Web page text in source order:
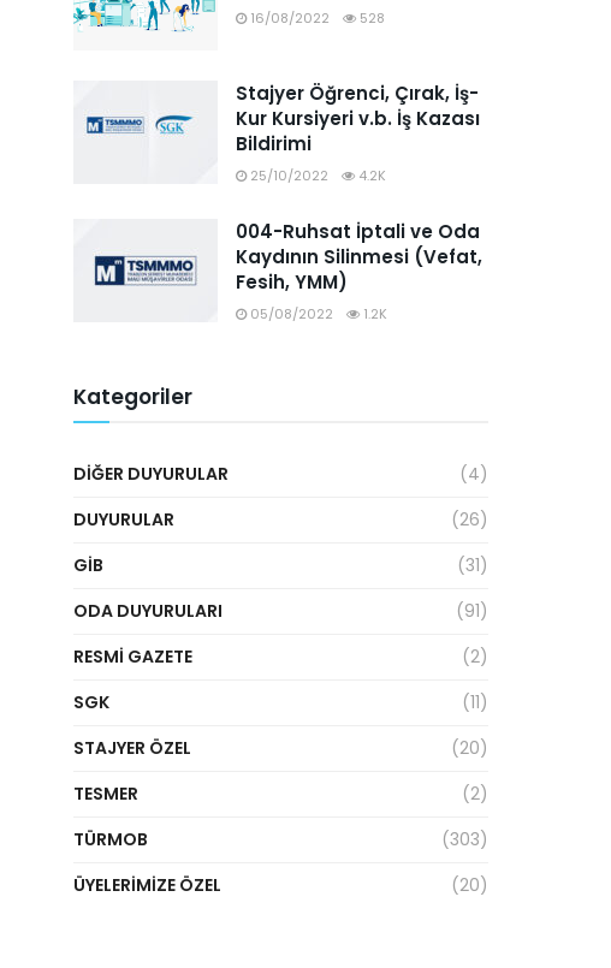
16/08/2022 528
Stajyer Öğrenci, Çırak, İş-
Kur Kursiyeri v.b. İş Kazası
Bildirimi
25/10/2022 4.2K
004-Ruhsat İptali ve Oda
Kaydının Silinmesi (Vefat,
Fesih, YMM)
05/08/2022 1.2K
Kategoriler
DIĞER DUYURULAR
(4)
DUYURULAR
(26)
GİB
(31)
ODA DUYURULARI
(91)
RESMI GAZETE
(2)
SGK
(11)
STAJYER ÖZEL
(20)
TESMER
(2)
TÜRMOB
(303)
ÜYELERIMIZE ÖZEL
(20)